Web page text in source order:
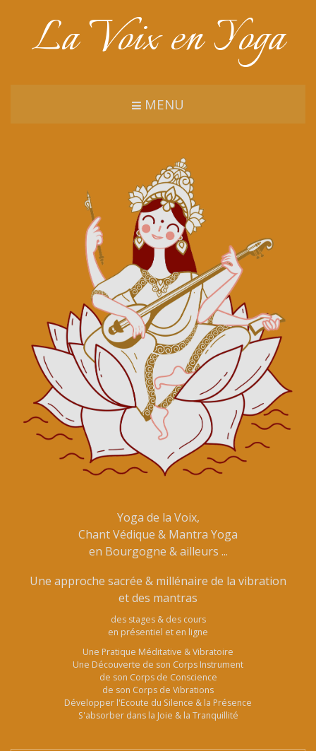
La Voix en Yoga
MENU
Yoga de la Voix,
Chant Védique & Mantra Yoga
en Bourgogne & ailleurs ...
Une approche sacrée & millénaire de la vibration
et des mantras
des stages & des cours
en présentiel et en ligne
Une Pratique Méditative & Vibratoire
Une Découverte de son Corps Instrument
de son Corps de Conscience
de son Corps de Vibrations
Développer l'Ecoute du Silence & la Présence
S'absorber dans la Joie & la Tranquillité